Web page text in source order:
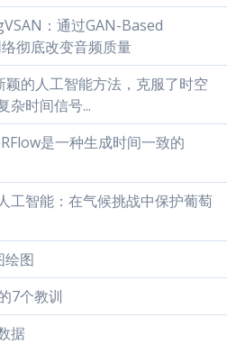
：通过GAN-Based
彻底改变音频质量
颖的人工智能方法，克服了时空
杂时间信号...
是一种生成时间一致的
工智能：在气候挑战中保护葡萄
绘图
7个教训
据